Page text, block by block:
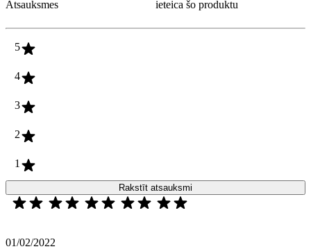
Atsauksmes
ieteica šo produktu
5
4
3
2
1
Rakstīt atsauksmi
01/02/2022